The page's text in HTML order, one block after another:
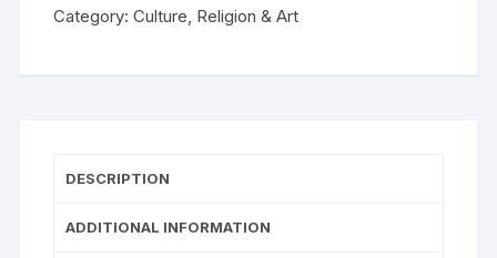
Category:Culture, Religion & Art
DESCRIPTION
ADDITIONAL INFORMATION